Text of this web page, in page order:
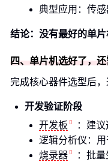
典型应用：传
结论：没有最好的单片
四、单片机选好了，还
完成核心器件选型后，
开发验证阶段
开发板
：建
逻辑分析仪：
烧录器
：批